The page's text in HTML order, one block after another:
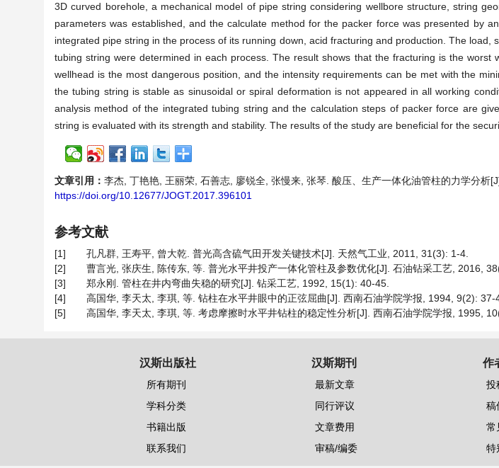
3D curved borehole, a mechanical model of pipe string considering wellbore structure, string
parameters was established, and the calculate method for the packer force was presented by
integrated pipe string in the process of its running down, acid fracturing and production. The load,
tubing string were determined in each process. The result shows that the fracturing is the worst
wellhead is the most dangerous position, and the intensity requirements can be met with the
the tubing string is stable as sinusoidal or spiral deformation is not appeared in all working
analysis method of the integrated tubing string and the calculation steps of packer force are
string is evaluated with its strength and stability. The results of the study are beneficial for the
文章引用： 李杰, 丁艳艳, 王丽荣, 石善志, 廖锐全, 张慢来, 张琴. 酸压、生产一体化油管柱的力学分析
https://doi.org/10.12677/JOGT.2017.396101
参考文献
[1]
孔凡群, 王寿平, 曾大乾. 普光高含硫气田开发关键技术[J]. 天然气工业, 2011, 31(3): 1-4.
[2]
曹言光, 张庆生, 陈传东, 等. 普光水平井投产一体化管柱及参数优化[J]. 石油钻采工艺, 2016,
[3]
郑永刚. 管柱在井内弯曲失稳的研究[J]. 钻采工艺, 1992, 15(1): 40-45.
[4]
高国华, 李天太, 李琪, 等. 钻柱在水平井眼中的正弦屈曲[J]. 西南石油学院学报, 1994, 9(2): 37-
[5]
高国华, 李天太, 李琪, 等. 考虑摩擦时水平井钻柱的稳定性分析[J]. 西南石油学院学报, 1995,
汉斯出版社
所有期刊
学科分类
书籍出版
联系我们
汉斯期刊
最新文章
同行评议
文章费用
审稿/编委
作
投
稿
常
特